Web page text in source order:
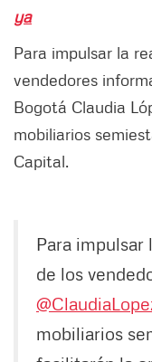
ya
Para impulsar la
vendedores
Bogotá Claudia
mobiliarios
Capital.
Para impulsar
de los
mobiliarios